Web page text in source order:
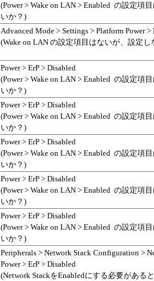
(Power > Wake on LAN > Enabled の設定項
いか？)
Advanced Mode > Settings > Platform Power >
(Wake on LAN の設定項目はないが、設定
Power > ErP > Disabled
(Power > Wake on LAN > Enabled の設定項
いか？)
Power > ErP > Disabled
(Power > Wake on LAN > Enabled の設定項
いか？)
Power > ErP > Disabled
(Power > Wake on LAN > Enabled の設定項
いか？)
Power > ErP > Disabled
(Power > Wake on LAN > Enabled の設定項
いか？)
Power > ErP > Disabled
(Power > Wake on LAN > Enabled の設定項
いか？)
Peripherals > Network Stack Configuration >
Power > ErP > Disabled
(Network StackをEnabledにする必要がある